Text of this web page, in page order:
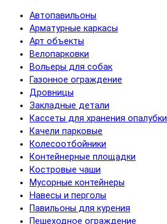
Автопавильоны
Арматурные каркасы
Арт объекты
Велопарковки
Вольеры для собак
Газонное ограждение
Дровницы
Закладные детали
Кассеты для хранения опалубки
Качели парковые
Колесоотбойники
Контейнерные площадки
Костровые чаши
Мусорные контейнеры
Навесы и перголы
Павильоны для курения
Пешеходное ограждение